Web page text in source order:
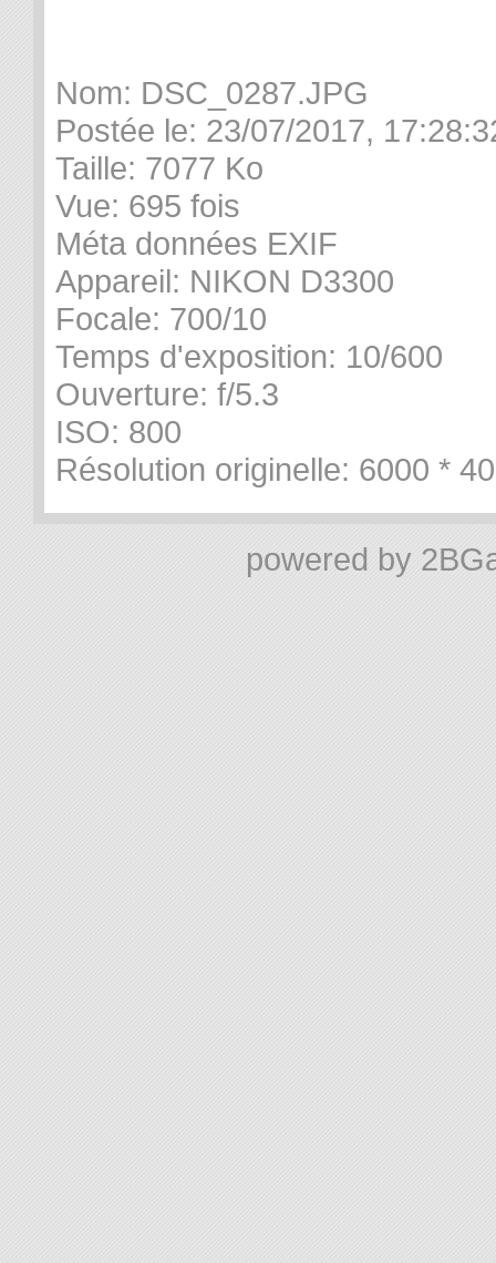
Nom: DSC_0287.JPG
Postée le: 23/07/2017,
Taille: 7077 Ko
Vue: 695 fois
Méta données EXIF
Appareil: NIKON D3300
Focale: 700/10
Temps d'exposition: 10/600
Ouverture: f/5.3
ISO: 800
Résolution originelle: 6000 *
powered by